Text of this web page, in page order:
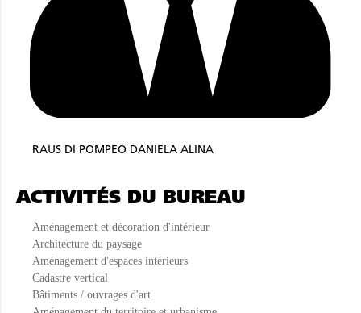
RAUS DI POMPEO DANIELA ALINA
ACTIVITÉS DU BUREAU
Aménagement et décoration d'intérieur
Architecture du paysage
Aménagement d'espaces intérieurs
Cadastre vertical
Bâtiments / ouvrages d'art